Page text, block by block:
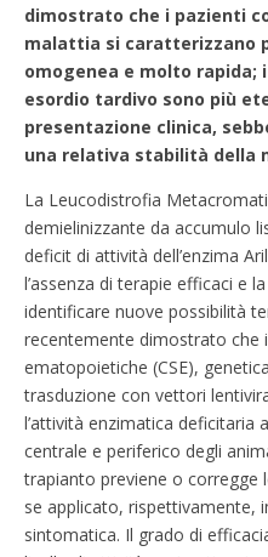
dimostrato che i pazienti
malattia si caratterizzano
omogenea e molto rapida;
esordio tardivo sono più
presentazione clinica,
una relativa stabilità della
La Leucodistrofia
demielinizzante da accumulo
deficit di attività dell’enzima
l’assenza di terapie efficaci e
identificare nuove possibilità
recentemente dimostrato che
ematopoietiche (CSE),
trasduzione con vettori
l’attività enzimatica deficitaria
centrale e periferico degli
trapianto previene o corregge
se applicato, rispettivamente,
sintomatica. Il grado di